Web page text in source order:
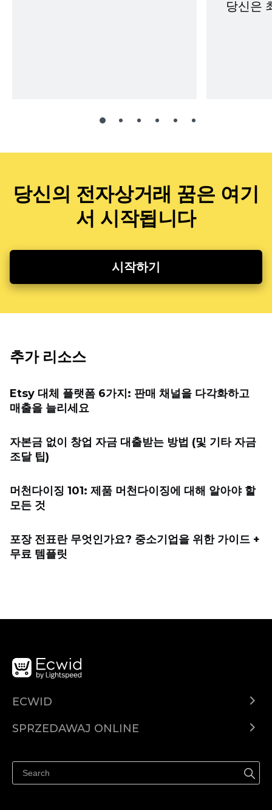
당신은
당신의 전자상거래 꿈은 여기
서 시작됩니다
시작하기
추가 리소스
Etsy 대체 플랫폼 6가지: 판매 채널을 다각화하고
매출을 늘리세요
자본금 없이 창업 자금 대출받는 방법 (및 기타 자금
조달 팁)
머천다이징 101: 제품 머천다이징에 대해 알아야 할
모든 것
포장 전표란 무엇인가요? 중소기업을 위한 가이드 +
무료 템플릿
ECWID
Cena
SPRZEDAWAJ ONLINE
Sprzedawaj na Facebooku
Sprzedawaj na Instagramie